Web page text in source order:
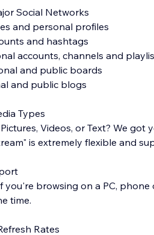
Social Networks
and personal profiles
and hashtags
accounts, channels and
and public boards
and public blogs
Types
Videos, or Text? We got
is extremely flexible and
you're browsing on a PC,
time.
Rates